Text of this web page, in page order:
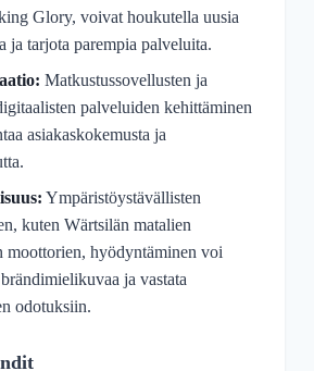
Glory, voivat houkutella uusia
ja tarjota parempia palveluita.
Matkustussovellusten ja
palveluiden kehittäminen
asiakaskokemusta ja
Ympäristöystävällisten
kuten Wärtsilän matalien
moottorien, hyödyntäminen voi
ja vastata
odotuksiin.